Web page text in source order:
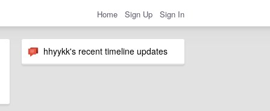
Home Sign Up Sign In
hhyykk's recent timeline updates